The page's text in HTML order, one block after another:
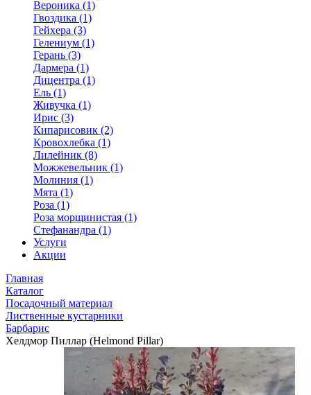
Вероника (1)
Гвоздика (1)
Гейхера (3)
Гелениум (1)
Герань (3)
Дармера (1)
Дицентра (1)
Ель (1)
Живучка (1)
Ирис (3)
Кипарисовик (2)
Кровохлебка (1)
Лилейник (8)
Можжевельник (1)
Молиния (1)
Мята (1)
Роза (1)
Роза морщинистая (1)
Стефанандра (1)
Услуги
Акции
Главная
Каталог
Посадочный материал
Лиственные кустарники
Барбарис
Хелдмор Пиллар (Helmond Pillar)